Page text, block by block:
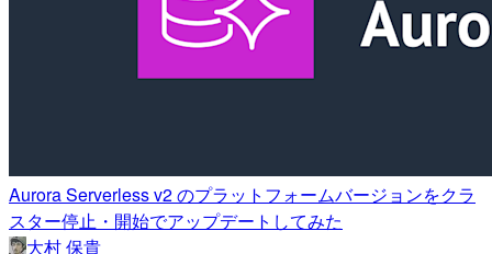
Aurora Serverless v2 のプラットフォームバージョンをクラ
スター停止・開始でアップデートしてみた
大村 保貴